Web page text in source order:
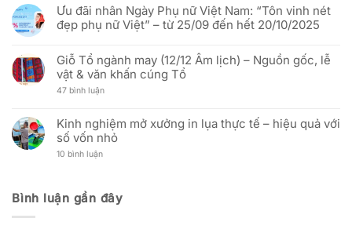
nhất
đất
nước
(30/04/1975
30/04/2026)
đại
diện
và
địa
chỉ
văn
phòng
mới
Yên)
Báo
Cáo
Thị
In
Cờ
Vải:
Phân
Tích
Và
Hiệu
Quả
Tư
bình
luận
ở
Hải
Triều
ra
mắt
Zalo
nâng
tầm
trải
nghiệm
dịch
Ưu đãi nhân Ngày Phụ nữ Việt Nam: “Tôn vinh nét
đẹp phụ nữ Việt” – từ 25/09 đến hết 20/10/2025
bình
luận
ở
Ưu
đãi
Phụ
nữ
Việt
Nam:
phụ
nữ
Giỗ Tổ ngành may (12/12 Âm lịch) – Nguồn gốc, lễ
vật & văn khấn cúng Tổ
47 bình luậnở
ngành
may
(12/12
lễ
vật
Kinh nghiệm mở xưởng in lụa thực tế – hiệu quả với
số vốn nhỏ
10 bình luậnở
xưởng
in
Bình luận gần đây